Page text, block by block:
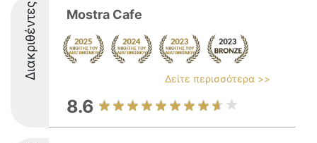
Διακριθέντες Mostra Cafe
Δείτε περισσότερα >>
8.6